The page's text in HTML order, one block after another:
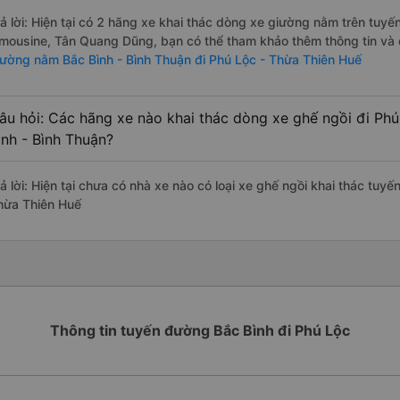
lời: Hiện tại có 2 hãng xe khai thác dòng xe giường nằm trên
Tân Quang Dũng, bạn có thể tham khảo thêm thông tin
nằm Bắc Bình - Bình Thuận đi Phú Lộc - Thừa Thiên Huế
hỏi: Các hãng xe nào khai thác dòng xe ghế ngồi đi
- Bình Thuận?
lời: Hiện tại chưa có nhà xe nào có loại xe ghế ngồi khai thác
Thiên Huế
Thông tin tuyến đường Bắc Bình đi Phú Lộc